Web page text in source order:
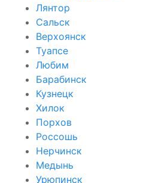
Лянтор
Сальск
Верхоянск
Туапсе
Любим
Барабинск
Кузнецк
Хилок
Порхов
Россошь
Нерчинск
Медынь
Урюпинск